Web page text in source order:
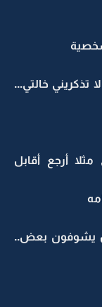
تذكريني خالتي...
أرجع أقابل
يشوفون بعض..